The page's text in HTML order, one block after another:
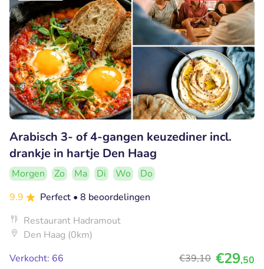
Arabisch 3- of 4-gangen keuzediner incl.
drankje in hartje Den Haag
Morgen Zo Ma Di Wo
Do
9.9
Perfect • 8 beoordelingen
Restaurant Hadramout
Den Haag (0km)
Verkocht: 66
€39,10 €29,50